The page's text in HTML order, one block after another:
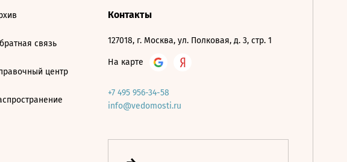
связь
центр
Контакты
127018, г. Москва, ул. Полковая, д. 3, стр. 1
На карте
+7 495 956-34-58
info@vedomosti.ru